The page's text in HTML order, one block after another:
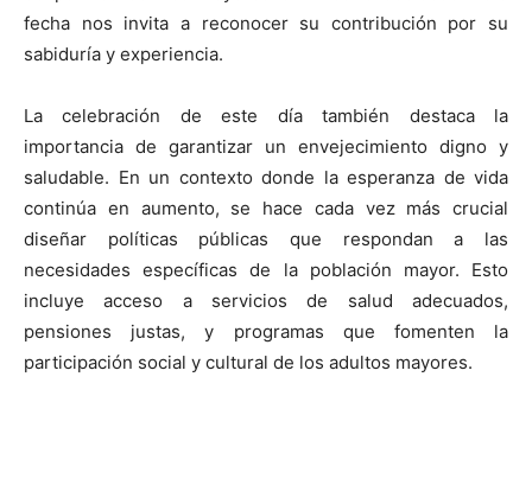
fecha nos invita a reconocer su contribución por su
sabiduría y experiencia.
La celebración de este día también destaca la
importancia de garantizar un envejecimiento digno y
saludable. En un contexto donde la esperanza de vida
continúa en aumento, se hace cada vez más crucial
diseñar políticas públicas que respondan a las
necesidades específicas de la población mayor. Esto
incluye acceso a servicios de salud adecuados,
pensiones justas, y programas que fomenten la
participación social y cultural de los adultos mayores.